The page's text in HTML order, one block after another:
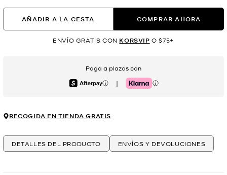
AÑADIR A LA CESTA COMPRAR AHORA
ENVÍO GRATIS CON KORSVIP O $75+
Paga a plazos con
Afterpay | Klarna
RECOGIDA EN TIENDA GRATIS
DETALLES DEL PRODUCTO ENVÍOS Y DEVOLUCIONES